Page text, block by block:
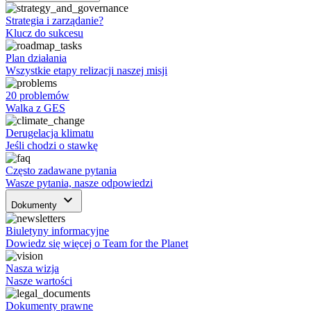
Strategia i zarządanie?
Klucz do sukcesu
Plan działania
Wszystkie etapy relizacji naszej misji
20 problemów
Walka z GES
Derugelacja klimatu
Jeśli chodzi o stawkę
Często zadawane pytania
Wasze pytania, nasze odpowiedzi
Dokumenty keyboard_arrow_down
Biuletyny informacyjne
Dowiedz się więcej o Team for the Planet
Nasza wizja
Nasze wartości
Dokumenty prawne